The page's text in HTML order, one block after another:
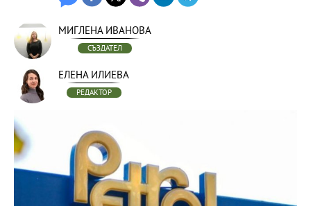
МИГЛЕНА ИВАНОВА
СЪЗДАТЕЛ
ЕЛЕНА ИЛИЕВА
РЕДАКТОР